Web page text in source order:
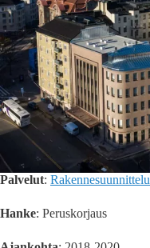
Palvelut: Rakennesuunnittelu
Hanke: Peruskorjaus